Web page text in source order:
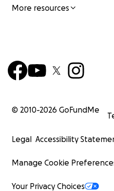
More resources
© 2010-2026 GoFundMe
Legal Accessibility
Manage Cookie
Your Privacy Choices